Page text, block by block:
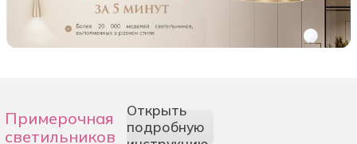
Примерочная
светильников
Открыть
подробную